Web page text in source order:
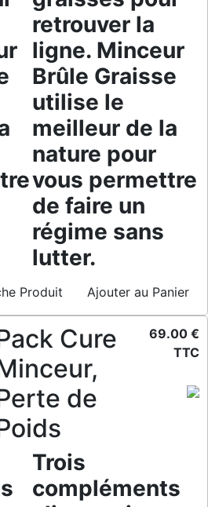
retrouver la
ligne. Minceur
Brûle Graisse
utilise le
meilleur de la
nature pour
vous permettre
de faire un
régime sans
lutter.
Produit Ajouter au Panier
Cure
de
Trois
compléments
69.00 €
TTC